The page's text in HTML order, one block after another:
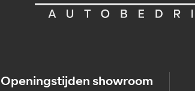
Openingstijden showroom